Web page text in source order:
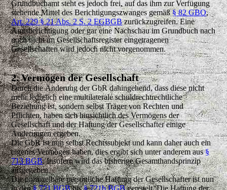
Grundbuchamt steht es jedoch frei, auf das ihm zur Verfügung
stehende Mittel des Berichtigungszwanges gemäß§ 82 GBO,
Art. 229 § 21 Abs. 2 S. 2 EGBGBzurückzugreifen. Eine
Amtsberichtigung oder gar eine Nachschau im Grundbuch nach
noch nicht im Gesellschaftsregister eingetragenen
Gesellschaften wird jedoch nicht vorgenommen.
2. Vermögen der Gesellschaft
Durch die Änderung der GbR dahingehend, dass diese nicht
mehr lediglich eine multilaterale schuldrechtrechtliche
Beziehung ist, sondern selbst Träger von Rechten und
Pflichten, haben sich hinsichtlich des Vermögens der
Gesellschaft und der Haftung der Gesellschafter einige
Änderungen ergeben.
Die GbR ist nun selbst Rechtssubjekt und kann daher auch ein
eigenes Vermögen haben, dies ergibt sich unter anderem aus§
713 BGB. Insofern wird das bisherige Gesamthandsprinzip
aufgegeben.
Die unmittelbare persönliche Haftung der Gesellschafter ist nun
in den§ 721 BGBbis§ 721b BGBgeregelt. Die Haftung der